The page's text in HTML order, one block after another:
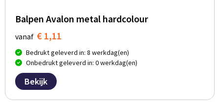
Balpen Avalon metal hardcolour
vanaf € 1,11
Bedrukt geleverd in: 8 werkdag(en)
Onbedrukt geleverd in: 0 werkdag(en)
Bekijk